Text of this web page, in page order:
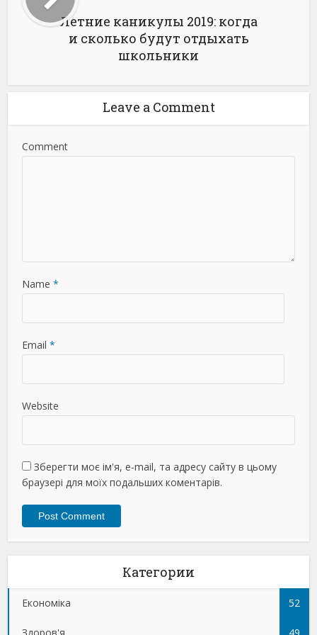
Летние каникулы 2019: когда
и сколько будут отдыхать
школьники
Leave a Comment
Comment
Name *
Email *
Website
Зберегти моє ім'я, e-mail, та адресу сайту в цьому
браузері для моїх подальших коментарів.
Категории
Економіка 52